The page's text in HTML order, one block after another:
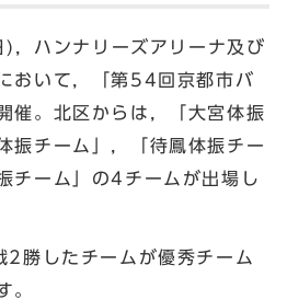
ハンナリーズアリーナ及び
おいて，「第54回京都市バ
催。北区からは，「大宮体振
振チーム」，「待鳳体振チー
チーム」の4チームが出場し
勝したチームが優秀チーム
。